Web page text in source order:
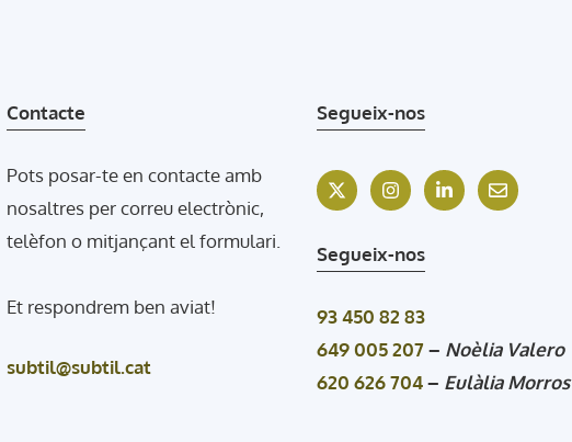
Contacte
Pots posar-te en contacte amb
nosaltres per correu electrònic,
telèfon o mitjançant el formulari.
Et respondrem ben aviat!
subtil@subtil.cat
Segueix-nos
Segueix-nos
93 450 82 83
649 005 207– Noèlia Valero
620 626 704– Eulàlia Morros